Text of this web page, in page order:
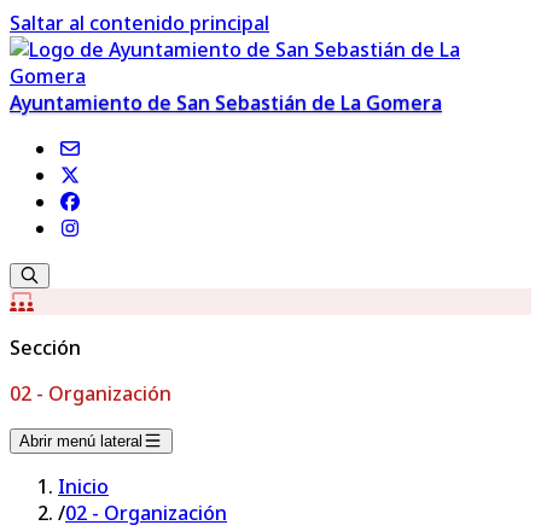
Saltar al contenido principal
Ayuntamiento de San Sebastián de La Gomera
Sección
02 - Organización
Abrir menú lateral
Inicio
/02 - Organización